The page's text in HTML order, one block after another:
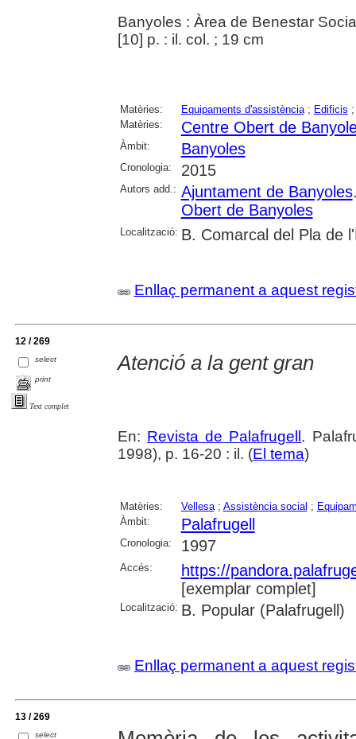
Banyoles : Àrea de Benestar
[10] p. : il. col. ; 19 cm
Matèries: Equipaments d'assistència; Edificis
Matèries:
Centre Obert de
Àmbit: Banyoles
Cronologia: 2015
Autors add.: Ajuntament de Banyoles
Obert de Banyoles
Localització: B. Comarcal del Pla de
Enllaç permanent a aquest
12 / 269
select
print
Text complet
Atenció a la gent gran
En: Revista de Palafrugell .
1998), p. 16-20 : il. (El tema)
Matèries: Vellesa; Assistència social ;
Àmbit:
Palafrugell
Cronologia: 1997
Accés:
https://
[exemplar complet]
Localització: B. Popular (Palafrugell)
Enllaç permanent a aquest
13 / 269
select